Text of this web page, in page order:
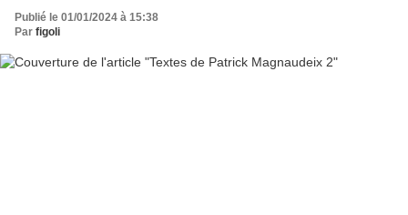
Publié le 01/01/2024 à 15:38
Par figoli